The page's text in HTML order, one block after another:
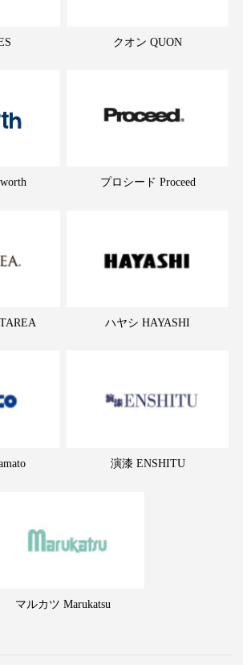
クオン QUON
プロシード Proceed
ハヤシ HAYASHI
演漆 ENSHITU
マルカツ Marukatsu